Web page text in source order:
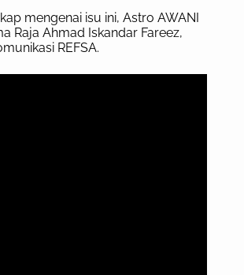
mengenai isu ini, Astro AWANI
Raja Ahmad Iskandar Fareez,
REFSA.